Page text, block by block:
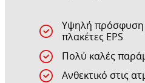
Υψηλή πρόσφυση
πλακέτες EPS
Πολύ καλές
Ανθεκτικό στις